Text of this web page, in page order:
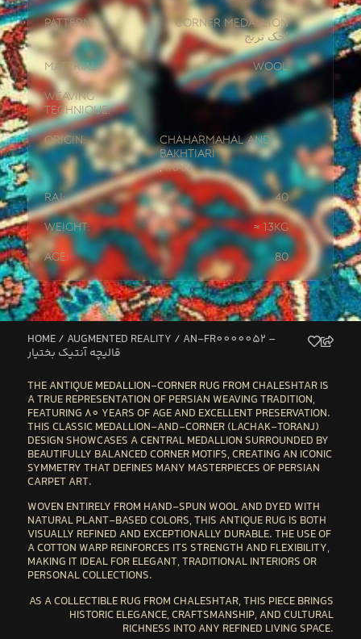
Pattern:
Corner Medallion
لچک ترنج
Material: Wool
Weaving
Technique:
Origin:
Chaharmahal and
Bakhtiari
, Iran
Raj: 40
Weight: ≈ 13kg
Age: 80
HOME/ AUGMENTED REALITY / AN-FR0000052 –
قالیچه آنتیک بختیار
THEANTIQUE MEDALLION-CORNER RUG FROM CHALESHTAR IS
A TRUE REPRESENTATION OF PERSIAN WEAVING TRADITION,
FEATURING 80 YEARS OF AGE AND EXCELLENT PRESERVATION.
THIS CLASSIC MEDALLION-AND-CORNER (LACHAK-TORANJ)
DESIGN SHOWCASES A CENTRAL MEDALLION SURROUNDED BY
BEAUTIFULLY BALANCED CORNER MOTIFS, CREATING AN ICONIC
SYMMETRY THAT DEFINES MANY MASTERPIECES OF PERSIAN
CARPET ART.
WOVEN ENTIRELY FROM HAND-SPUN WOOL AND DYED WITH
NATURAL PLANT-BASED COLORS, THIS ANTIQUE RUG IS BOTH
VISUALLY REFINED AND EXCEPTIONALLY DURABLE. THE USE OF
A COTTON WARP REINFORCES ITS STRENGTH AND FLEXIBILITY,
MAKING IT IDEAL FOR ELEGANT, TRADITIONAL INTERIORS OR
PERSONAL COLLECTIONS.
AS A COLLECTIBLE RUG FROM CHALESHTAR, THIS PIECE BRINGS
HISTORIC ELEGANCE, CRAFTSMANSHIP, AND CULTURAL
RICHNESS INTO ANY REFINED LIVING SPACE.